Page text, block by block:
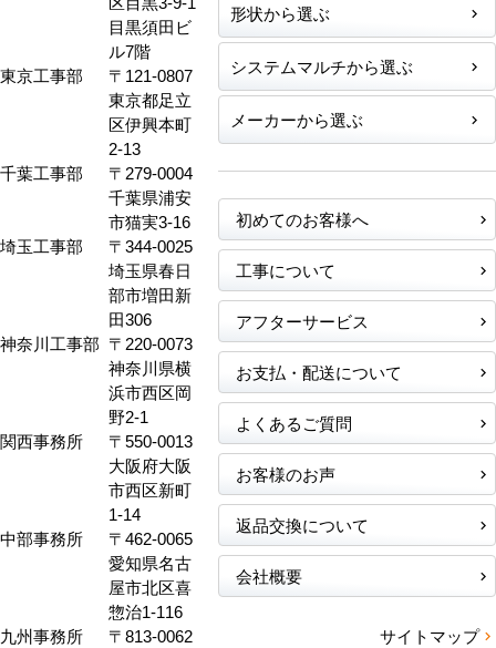
目黒須田ビ
ル7階
東京工事部
〒121-0807
東京都足立
区伊興本町
2-13
千葉工事部
〒279-0004
千葉県浦安
市猫実3-16
埼玉工事部
〒344-0025
埼玉県春日
部市増田新
田306
神奈川工事部 〒220-0073
神奈川県横
浜市西区岡
野2-1
関西事務所
〒550-0013
大阪府大阪
市西区新町
1-14
中部事務所
〒462-0065
愛知県名古
屋市北区喜
惣治1-116
九州事務所
〒813-0062
形状から選ぶ
システムマルチから選ぶ
メーカーから選ぶ
初めてのお客様へ
工事について
アフターサービス
お支払・配送について
よくあるご質問
お客様のお声
返品交換について
会社概要
サイトマップ